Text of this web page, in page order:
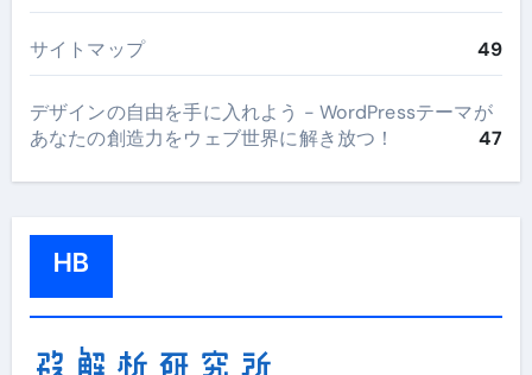
サイトマップ 49
デザインの自由を手に入れよう - WordPressテーマが
あなたの創造力をウェブ世界に解き放つ！
47
HB